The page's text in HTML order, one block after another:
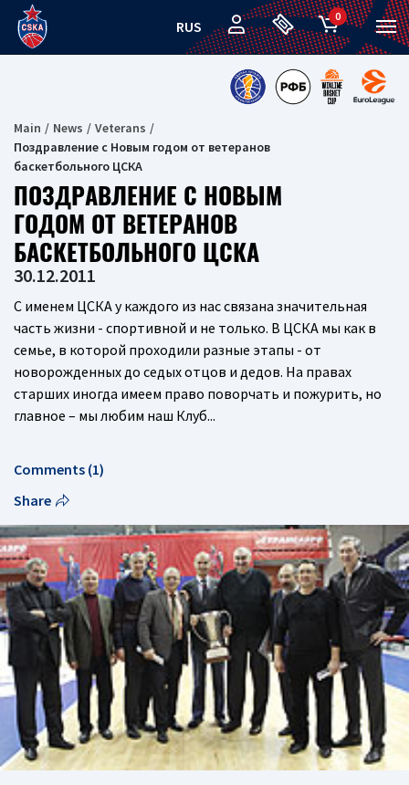
RUS
0
Main News
Veterans
Поздравление с Новым годом от ветеранов
баскетбольного ЦСКА
ПОЗДРАВЛЕНИЕ С НОВЫМ
ГОДОМ ОТ ВЕТЕРАНОВ
БАСКЕТБОЛЬНОГО ЦСКА
30.12.2011
С именем ЦСКА у каждого из нас связана значительная
часть жизни - спортивной и не только. В ЦСКА мы как в
семье, в которой проходили разные этапы - от
новорожденных до седых отцов и дедов. На правах
старших иногда имеем право поворчать и пожурить, но
главное – мы любим наш Клуб...
Comments (1)
Share